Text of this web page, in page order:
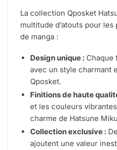
La collection Qposket
multitude d’atouts pour les
de manga :
Design unique : Chaque
avec un style charmant
Qposket.
Finitions de haute
et les couleurs
charme de Hatsune
Collection exclusive :
ajoutent une valeur